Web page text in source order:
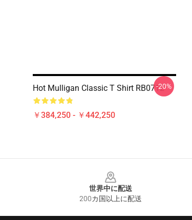
Hot Mulligan Classic T Shirt RB0712
￥384,250 - ￥442,250
-20%
世界中に配送
200カ国以上に配送